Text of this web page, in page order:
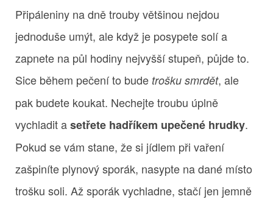
Připáleniny na dně trouby většinou nejdou
jednoduše umýt, ale když je posypete solí a
zapnete na půl hodiny nejvyšší stupeň, půjde to.
Sice během pečení to bude trošku smrdět, ale
pak budete koukat. Nechejte troubu úplně
vychladit asetřete hadříkem upečené hrudky.
Pokud se vám stane, že si jídlem při vaření
zašpiníte plynový sporák, nasypte na dané místo
trošku soli. Až sporák vychladne, stačí jen jemně